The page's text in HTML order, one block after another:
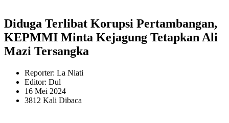
Diduga Terlibat Korupsi Pertambangan,
KEPMMI Minta Kejagung Tetapkan Ali
Mazi Tersangka
Reporter: La Niati
Editor: Dul
16 Mei 2024
3812 Kali Dibaca